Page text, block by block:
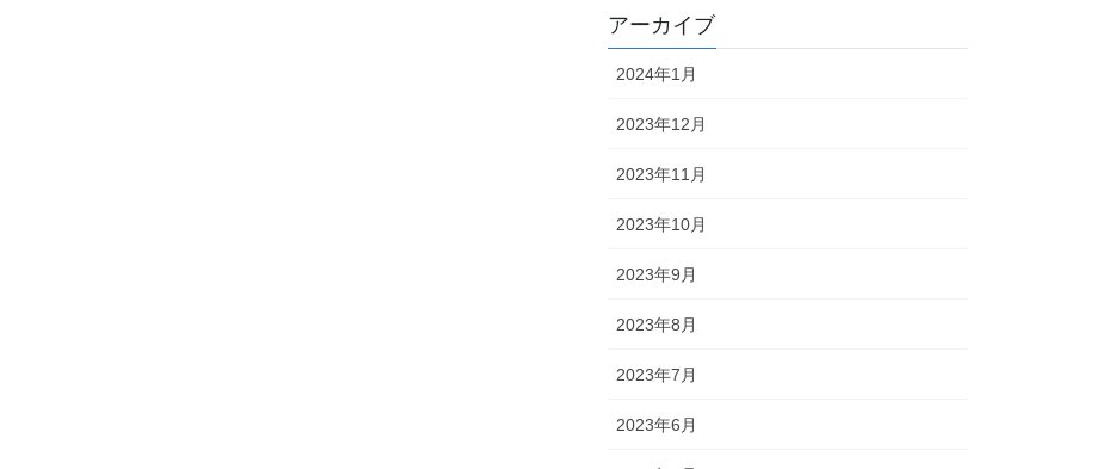
アーカイブ
2024年1月
2023年12月
2023年11月
2023年10月
2023年9月
2023年8月
2023年7月
2023年6月